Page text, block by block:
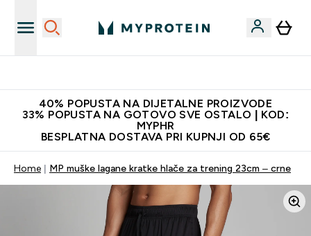
40% POPUSTA NA DIJETALNE PROIZVODE
33% POPUSTA NA GOTOVO SVE OSTALO | KOD:
MYPHR
BESPLATNA DOSTAVA PRI KUPNJI OD 65€
Home MP muške lagane kratke hlače za trening 23cm – crne